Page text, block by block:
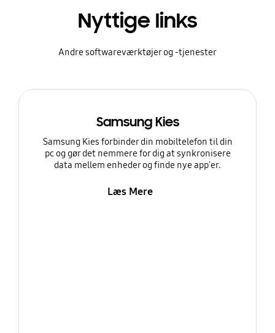
Nyttige links
Andre softwareværktøjer og -tjenester
Samsung Kies
Samsung Kies forbinder din mobiltelefon til din
pc og gør det nemmere for dig at synkronisere
data mellem enheder og finde nye app'er.
Læs Mere